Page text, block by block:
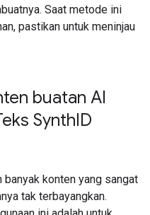
Saat metode ini
pastikan untuk meninjau
buatan AI
SynthID
konten yang sangat
tak terbayangkan.